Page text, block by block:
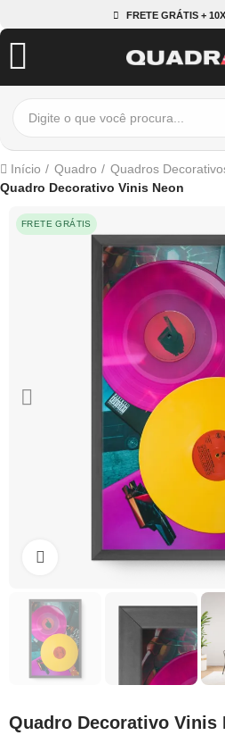
FRETE GRÁTIS +
Início Quadro
Quadros
Quadro Decorativo Vinis Neon
FRETE GRÁTIS
Clique para ampliar
Quadro Decorativo Vinis